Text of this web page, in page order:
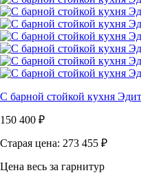
С барной стойкой кухня
150 400 ₽
Старая цена: 273 455 ₽
Цена весь за гарнитур